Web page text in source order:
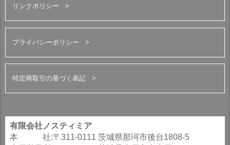
リンクポリシー
プライバシーポリシー
特定商取引の基づく表記
有限会社ノスティミア
本 社:〒311-0111 茨城県那珂市後台1808-5